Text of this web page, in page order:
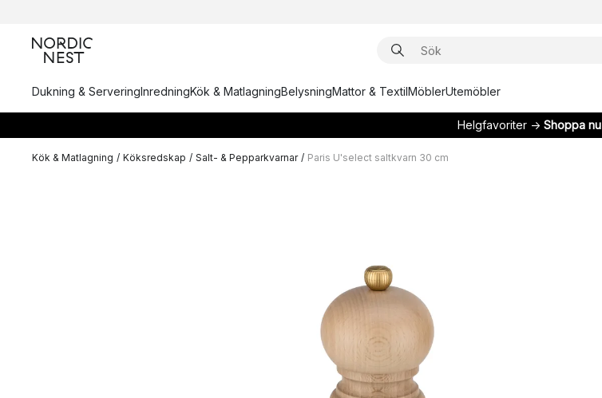
Dukning & ServeringInredningKök & MatlagningBelysningMattor & TextilMöblerUtemöbler
Helgfavoriter → Shoppa nu
Kök & Matlagning / Köksredskap / Salt- & Pepparkvarnar / Paris U'select saltkvarn 30 cm